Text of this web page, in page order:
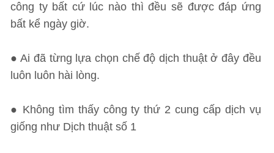
công ty bất cứ lúc nào thì đều sẽ được đáp ứng
bất kể ngày giờ.
● Ai đã từng lựa chọn chế độ dịch thuật ở đây đều
luôn luôn hài lòng.
● Không tìm thấy công ty thứ 2 cung cấp dịch vụ
giống như Dịch thuật số 1